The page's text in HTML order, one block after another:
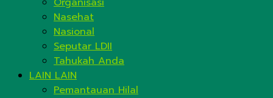
Nasehat
Nasional
Seputar LDII
Tahukah Anda
LAIN LAIN
Pemantauan Hilal